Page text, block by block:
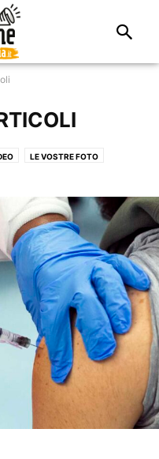
LE VOSTRE FOTO